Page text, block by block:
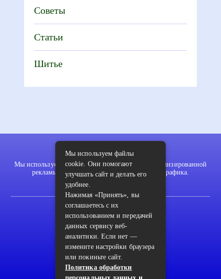
Советы
Статьи
Шитье
Мы используем файлы cookie для показа персонализированной
рекламы и/или контента и анализа нашего трафика.
2022 © pykodelki.ru
Карта сайта
Контакты
Пользовательское соглашение
Архив
Мы используем файлы
cookie. Они помогают
улучшать сайт и делать его
удобнее.
Нажимая «Принять», вы
соглашаетесь с их
использованием и передачей
данных сервису веб-
аналитики. Если нет —
измените настройки браузера
или покиньте сайт.
Политика обработки